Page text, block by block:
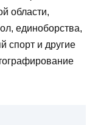
области,
единоборства,
спорт и другие